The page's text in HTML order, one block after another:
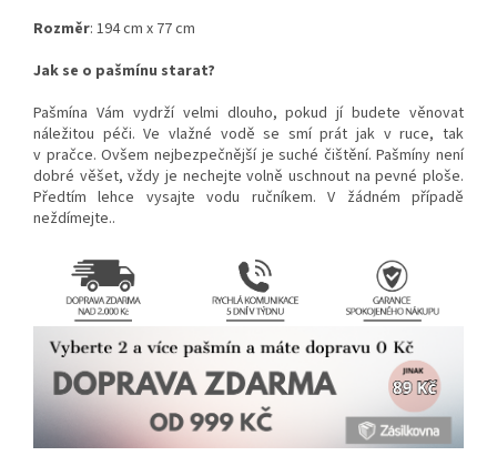
Rozměr: 194 cm x 77 cm
Jak se o pašmínu starat?
Pašmína Vám vydrží velmi dlouho, pokud jí budete věnovat
náležitou péči. Ve vlažné vodě se smí prát jak v ruce, tak
v pračce. Ovšem nejbezpečnější je suché čištění. Pašmíny není
dobré věšet, vždy je nechejte volně uschnout na pevné ploše.
Předtím lehce vysajte vodu ručníkem. V žádném případě
neždímejte..